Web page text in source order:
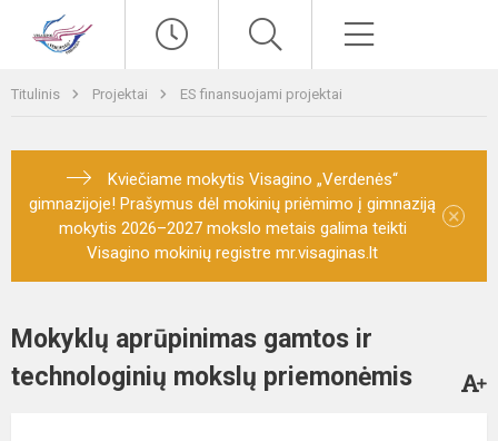
Titulinis Projektai ES finansuojami projektai
Kviečiame mokytis Visagino „Verdenės“
gimnazijoje! Prašymus dėl mokinių priėmimo į gimnaziją
mokytis 2026–2027 mokslo metais galima teikti
Visagino mokinių registre mr.visaginas.lt
×
Mokyklų aprūpinimas gamtos ir
technologinių mokslų priemonėmis